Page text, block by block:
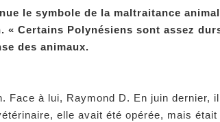
le symbole de la maltraitance
Certains Polynésiens sont assez
des animaux.
Face à lui, Raymond D. En juin dernier,
elle avait été opérée, mais